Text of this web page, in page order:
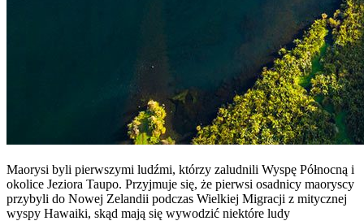
Maorysi byli pierwszymi ludźmi, którzy zaludnili Wyspę Północną i
okolice Jeziora Taupo. Przyjmuje się, że pierwsi osadnicy maoryscy
przybyli do Nowej Zelandii podczas Wielkiej Migracji z mitycznej
wyspy Hawaiki, skąd mają się wywodzić niektóre ludy